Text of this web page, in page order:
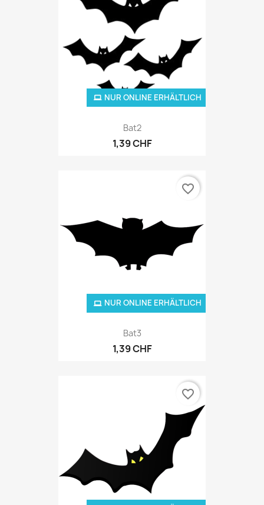
Bat2
1,39 CHF
NUR ONLINE ERHÄLTLICH
Bat3
1,39 CHF
NUR ONLINE ERHÄLTLICH
favorite_border
favorite_border